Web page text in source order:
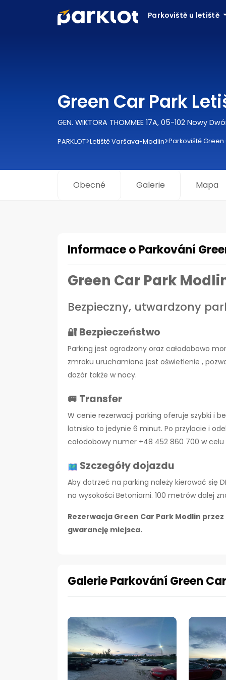
Parkoviště u letiště
Green Car Park
GEN. WIKTORA THOMMEE 17A, 05-102 Nowy
PARKLOT>Letiště Varšava-Modlin>Parkoviště Green
Obecné Galerie Mapa
Informace o Parkování
Green Car Park
Bezpieczny, utwardzony
🔐 Bezpieczeństwo
Parking jest ogrodzony oraz całodobowo
zmroku uruchamiane jest oświetlenie ,
dozór także w nocy.
🚐 Transfer
W cenie rezerwacji parking oferuje szybki i
lotnisko to jedynie 6 minut. Po przylocie i
całodobowy numer +48 452 860 700 w
Szczegóły dojazdu
Aby dotrzeć na parking należy kierować się
na wysokości Betoniarni. 100 metrów dalej
Rezerwacja Green Car Park Modlin
gwarancję miejsca.
Galerie Parkování Green